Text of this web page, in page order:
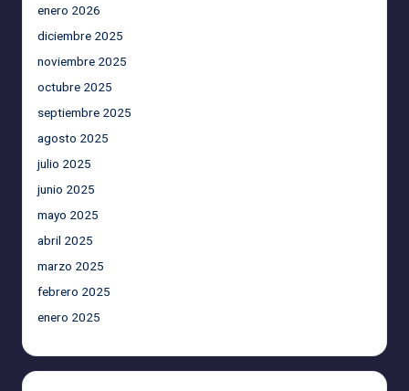
enero 2026
diciembre 2025
noviembre 2025
octubre 2025
septiembre 2025
agosto 2025
julio 2025
junio 2025
mayo 2025
abril 2025
marzo 2025
febrero 2025
enero 2025